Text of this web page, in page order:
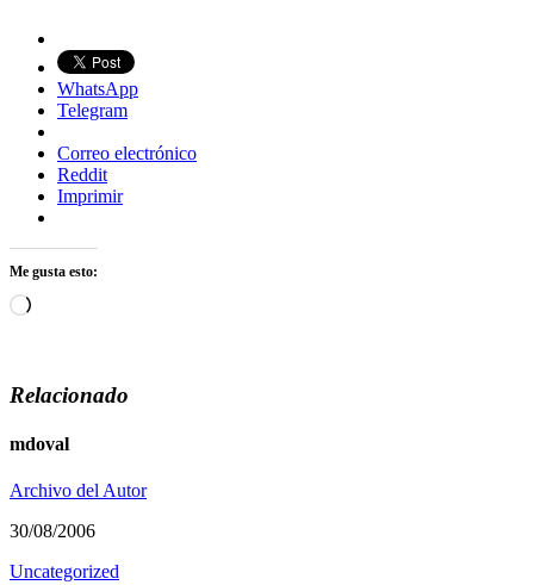
WhatsApp
Telegram
Correo electrónico
Reddit
Imprimir
Me gusta esto:
Cargando...
Relacionado
mdoval
Archivo del Autor
30/08/2006
Uncategorized